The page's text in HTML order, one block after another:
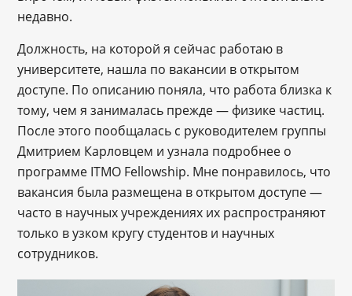
недавно.
Должность, на которой я сейчас работаю в
университете, нашла по вакансии в открытом
доступе. По описанию поняла, что работа близка к
тому, чем я занималась прежде — физике частиц.
После этого пообщалась с руководителем группы
Дмитрием Карловцем и узнала подробнее о
программе ITMO Fellowship. Мне понравилось, что
вакансия была размещена в открытом доступе —
часто в научных учреждениях их распространяют
только в узком кругу студентов и научных
сотрудников.